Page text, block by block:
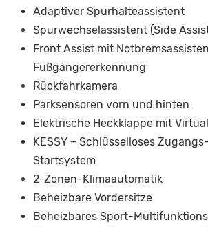
Adaptiver Spurhalteassistent
Spurwechselassistent (Side
Front Assist mit
Fußgängererkennung
Rückfahrkamera
Parksensoren vorn und hinten
Elektrische Heckklappe mit
KESSY – Schlüsselloses
Startsystem
2-Zonen-Klimaautomatik
Beheizbare Vordersitze
Beheizbares Sport-